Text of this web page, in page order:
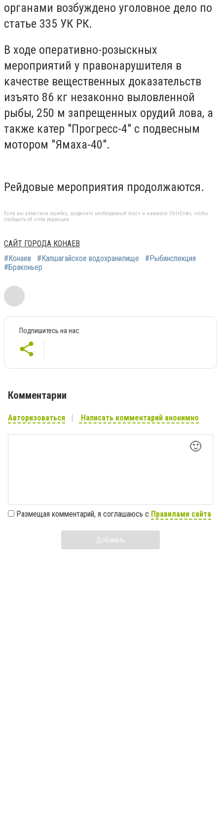
органами возбуждено уголовное дело по
статье 335 УК РК.
В ходе оперативно-розыскных
мероприятий у правонарушителя в
качестве вещественных доказательств
изъято 86 кг незаконно выловленной
рыбы, 250 м запрещенных орудий лова, а
также катер "Прогресс-4" с подвесным
мотором "Ямаха-40".
Рейдовые мероприятия продолжаются.
Если вы заметили ошибку, выделите необходимый текст и нажмите Ctrl+Enter, чтобы
сообщить об этом редакции
САЙТ ГОРОДА КОНАЕВ
#Конаев
#Капшагайское водохранилище
#Рыбинспекция
#Браконьер
Подпишитесь на нас:
Комментарии
Авторизоваться Написать комментарий анонимно
🙂
Размещая комментарий, я соглашаюсь с Правилами сайта
Добавить